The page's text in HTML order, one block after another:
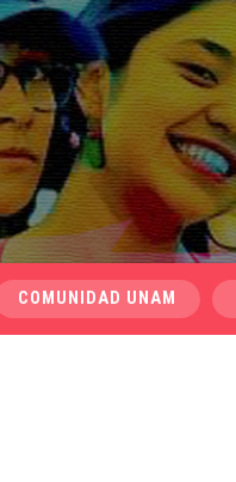
COMUNIDAD UNAM